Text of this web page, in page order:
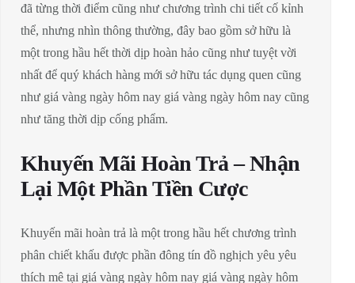
đã từng thời điểm cũng như chương trình chi tiết cố kỉnh
thể, nhưng nhìn thông thường, đây bao gồm sở hữu là
một trong hầu hết thời dịp hoàn hảo cũng như tuyệt vời
nhất để quý khách hàng mới sở hữu tác dụng quen cũng
như giá vàng ngày hôm nay giá vàng ngày hôm nay cũng
như tăng thời dịp cống phẩm.
Khuyến Mãi Hoàn Trả – Nhận
Lại Một Phần Tiền Cược
Khuyến mãi hoàn trả là một trong hầu hết chương trình
phân chiết khấu được phần đông tín đồ nghịch yêu yêu
thích mê tại giá vàng ngày hôm nay giá vàng ngày hôm